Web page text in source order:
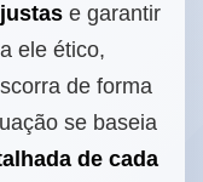
e garantir
ele ético,
de forma
se baseia
de cada